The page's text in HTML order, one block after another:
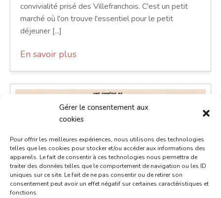
Gérer le consentement aux
cookies
Pour offrir les meilleures expériences, nous utilisons des technologies
telles que les cookies pour stocker et/ou accéder aux informations des
appareils. Le fait de consentir à ces technologies nous permettra de
traiter des données telles que le comportement de navigation ou les ID
uniques sur ce site. Le fait de ne pas consentir ou de retirer son
consentement peut avoir un effet négatif sur certaines caractéristiques et
fonctions.
convivialité prisé des Villefranchois. C'est un petit
marché où l'on trouve l'essentiel pour le petit
déjeuner [...]
En savoir plus